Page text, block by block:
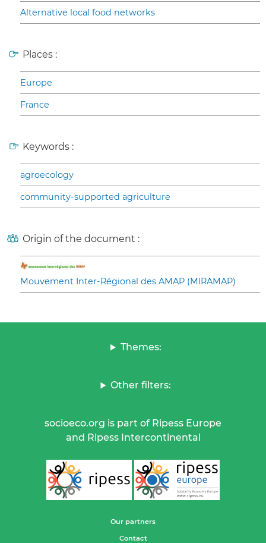
Alternative local food networks
Places :
Europe
France
Keywords :
agroecology
community-supported agriculture
Origin of the document :
Mouvement Inter-Régional des AMAP (MIRAMAP)
Themes:
Other filters:
socioeco.org is part of Ripess Europe
and Ripess Intercontinental
Our partners
Contact